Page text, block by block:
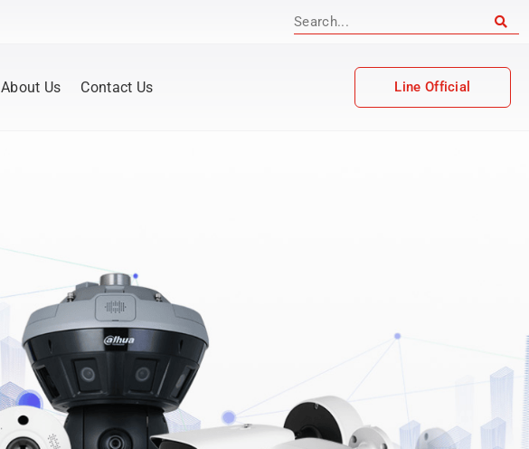
About Us Contact Us Line Official